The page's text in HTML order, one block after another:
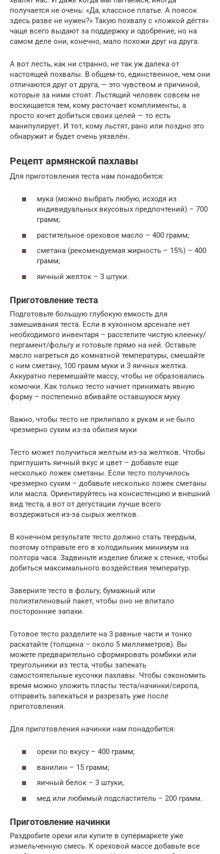
получается не очень: «Да, классное платье. А поясок
здесь разве не нужен?» Такую похвалу с «ложкой дёгтя»
чаще всего выдают за поддержку и одобрение, но на
самом деле они, конечно, мало похожи друг на друга.
А вот лесть, как ни странно, не так уж далека от
настоящей похвалы. В общем-то, единственное, чем они
отличаются друг от друга, — это чувством и причиной,
которые за ними стоят. Льстящий человек совсем не
восхищается тем, кому расточает комплименты, а
просто хочет добиться своих целей — то есть
манипулирует. И тот, кому льстят, рано или поздно это
обнаружит и будет очень уязвлён.
Рецепт армянской пахлавы
Для приготовления теста нам понадобится:
мука (можно выбрать любую, исходя из
индивидуальных вкусовых предпочтений) – 700
грамм;
растительное ореховое масло – 400 грамм;
сметана (рекомендуемая жирность – 15%) – 400
грамм;
яичный желток – 3 штуки.
Приготовление теста
Подготовьте большую глубокую емкость для
замешивания теста. Если в кухонном арсенале нет
необходимого инвентаря – расстелите чистую клеенку/
пергамент/фольгу и готовьте прямо на ней. Оставьте
масло нагреться до комнатной температуры, смешайте
с ним сметану, 100 грамм муки и 3 яичных желтка.
Аккуратно перемешайте массу, чтобы не образовались
комочки. Как только тесто начнет принимать явную
форму – постепенно вбивайте оставшуюся муку
Важно, чтобы тесто не прилипало к рукам и не было
чрезмерно сухим из-за обилия муки
Тесто может получиться желтым из-за желтков. Чтобы
приглушить яичный вкус и цвет – добавьте еще
несколько ложек сметаны. Если тесто получилось
чрезмерно сухим – добавьте несколько ложек сметаны
или масла. Ориентируйтесь на консистенцию и внешний
вид теста, а вот от дегустации лучше всего
воздержаться из-за сырых желтков.
В конечном результате тесто должно стать твердым,
поэтому отправьте его в холодильник минимум на
полтора часа. Задвиньте изделие ближе к стенке, чтобы
добиться максимального воздействия температур.
Заверните тесто в фольгу, бумажный или
полиэтиленовый пакет, чтобы оно не впитало
посторонние запахи.
Готовое тесто разделите на 3 равные части и тонко
раскатайте (толщина – около 5 миллиметров). Вы
можете предварительно сформировать ромбики или
треугольники из теста, чтобы запекать
самостоятельные кусочки пахлавы. Чтобы сэкономить
время можно уложить пласты теста/начинки/сиропа,
отправить запекаться и разрезать уже после
приготовления.
Для приготовления начинки нам понадобится:
орехи по вкусу – 400 грамм;
ванилин – 15 грамм;
яичный белок – 3 штуки;
мед или любимый подсластитель – 200 грамм.
Приготовление начинки
Раздробите орехи или купите в супермаркете уже
измельченную смесь. К ореховой массе добавьте все